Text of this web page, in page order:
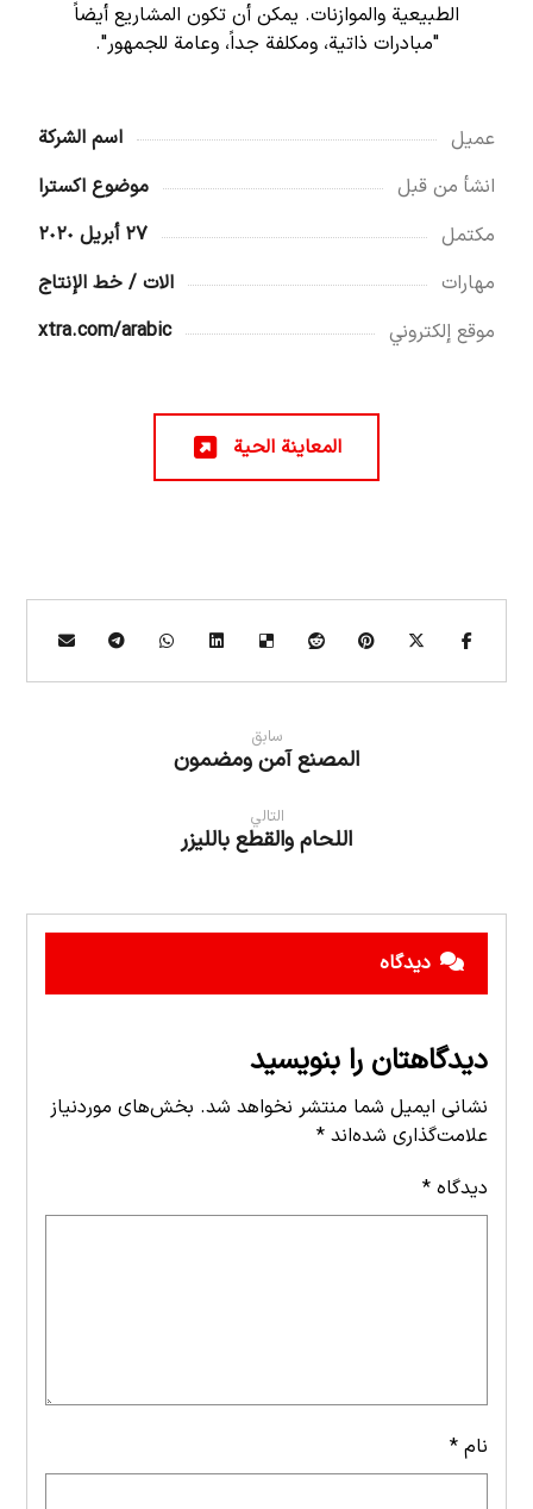
الطبيعية والموازنات. يمكن أن تكون المشاريع أيضاً
"مبادرات ذاتية، ومكلفة جداً، وعامة للجمهور".
عميل
اسم الشركة
انشأ من قبل
موضوع اکسترا
مكتمل
٢٧ أبريل ٢٠٢٠
مهارات
الات / خط الإنتاج
موقع إلكتروني
xtra.com/arabic
المعاينة الحية
سابق
المصنع آمن ومضمون
التالي
اللحام والقطع بالليزر
دیدگاه
دیدگاهتان را بنویسید
نشانی ایمیل شما منتشر نخواهد شد. بخش‌های موردنیاز
علامت‌گذاری شده‌اند*
دیدگاه*
نام*